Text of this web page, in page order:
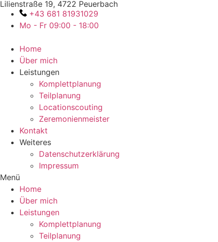
Zum
Inhalt
wechseln
Lilienstraße 19, 4722 Peuerbach
+43 681 81931029
Mo - Fr 09:00 - 18:00
Home
Über mich
Leistungen
Komplettplanung
Teilplanung
Locationscouting
Zeremonienmeister
Kontakt
Weiteres
Datenschutzerklärung
Impressum
Menü
Home
Über mich
Leistungen
Komplettplanung
Teilplanung